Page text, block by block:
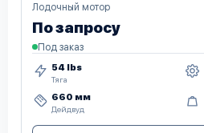
Лодочный мотор
По запросу
Под заказ
54 lbs
Тяга
660 мм
Дейдвуд